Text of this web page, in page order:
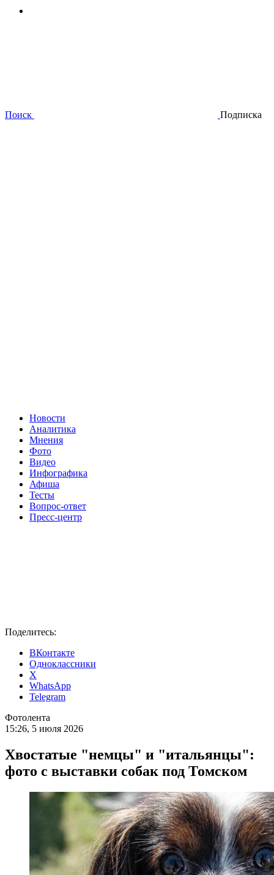
Поиск Подписка
Новости
Аналитика
Мнения
Фото
Видео
Инфографика
Афиша
Тесты
Вопрос-ответ
Пресс-центр
Поделитесь:
ВКонтакте
Одноклассники
X
WhatsApp
Telegram
Фотолента
15:26, 5 июля 2026
Хвостатые "немцы" и "итальянцы":
фото с выставки собак под Томском